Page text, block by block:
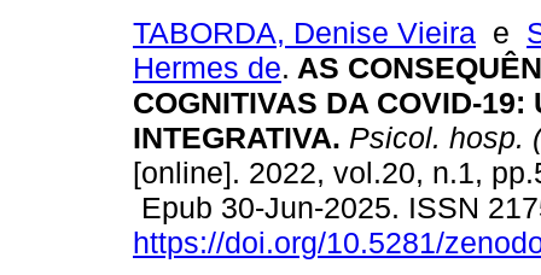
TABORDA, Denise Vieira e
Hermes de. AS
COGNITIVAS DA COVID-19:
INTEGRATIVA. Psicol. hosp.
[online]. 2022, vol.20, n.1,
Epub 30-Jun-2025. ISSN
https://doi.org/10.5281/